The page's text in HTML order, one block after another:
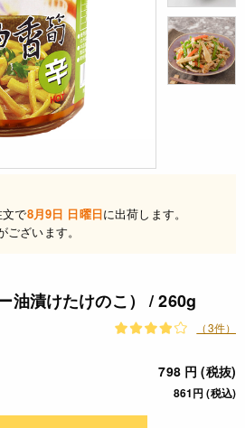
で8月9日 日曜日に出荷します。
ざいます。
漬けたけのこ） / 260g
（3件）
798 円 (税抜)
861円 (税込)